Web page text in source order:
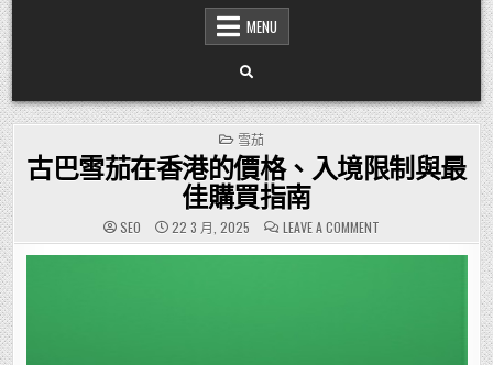
MENU
POSTED
IN
雪茄
古巴雪茄在香港的價格、入境限制與最
佳購買指南
SEO 22 3 月, 2025 LEAVE A COMMENTON
古
巴